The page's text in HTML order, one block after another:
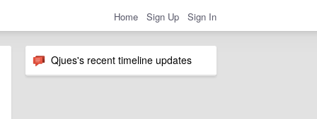
Home Sign Up Sign In
Qjues's recent timeline updates